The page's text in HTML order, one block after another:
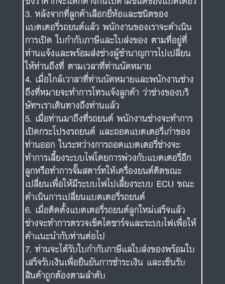
หลังจากที่ลูกค้าเลือกยี่ห้อและชนิดของ
แบตเตอรี่รถยนต์แล้ว พนักงานของเราจะดำเนิน
การเปิด ใบกำกับภาษีและใบส่งของ ตามที่อยู่ที่
ท่านแจ้งและพร้อมส่งช่างผู้ชำนาญการไปเปลี่ยน
ให้ท่านถึงที่ ตามเวลาที่ท่านนัดหมาย
เมื่อใกล้เวาลาที่ท่านนัดหมายและพนักงานช่าง
ถึงที่หมายจะทำการโทรแจ้งลูกค้า ว่าช่างของบริ
ษัทฯเราเดินทางถึงท่านแล้ว
เมื่อท่านมาถึงที่รถยนต์ พนักงานช่างจะทำการ
เปิดกระโปรงรถยนต์ และถอดแบตเตอรี่เก่าของ
ท่านออก ในระหว่างการถอดแบตเตอรี่ช่างจะ
ทำการเลี้ยงระบบไฟโดยการพ่วงกับแบตเตอรี่อีก
ลูกหรือทำการจั๊มสตาร์ทให้เครื่องยนต์ติดขณะ
เปลี่ยนเพื่อให้มีระบบไฟไปเลี้ยงระบบ ECU ขณะ
ดำเนินการเปลี่ยนแบตเตอรี่รถยนต์
เมื่อติดตั้งแบตเตอรี่รถยนต์ลูกใหม่เสร็จแล้ว
ช่างจะทำการตรวจเช็คไดชาร์จและระบบไฟเพื่อให้
คำแนะนำกับท่านต่อไป
ท่านจะได้รับใบกำกับภาษีแลใบส่งของพร้อมใบ
เสร็จรับเงินเพื่อยืนยันการชำระเงิน และเซ็นรับ
สินค้าถูกต้องตามลำดับ